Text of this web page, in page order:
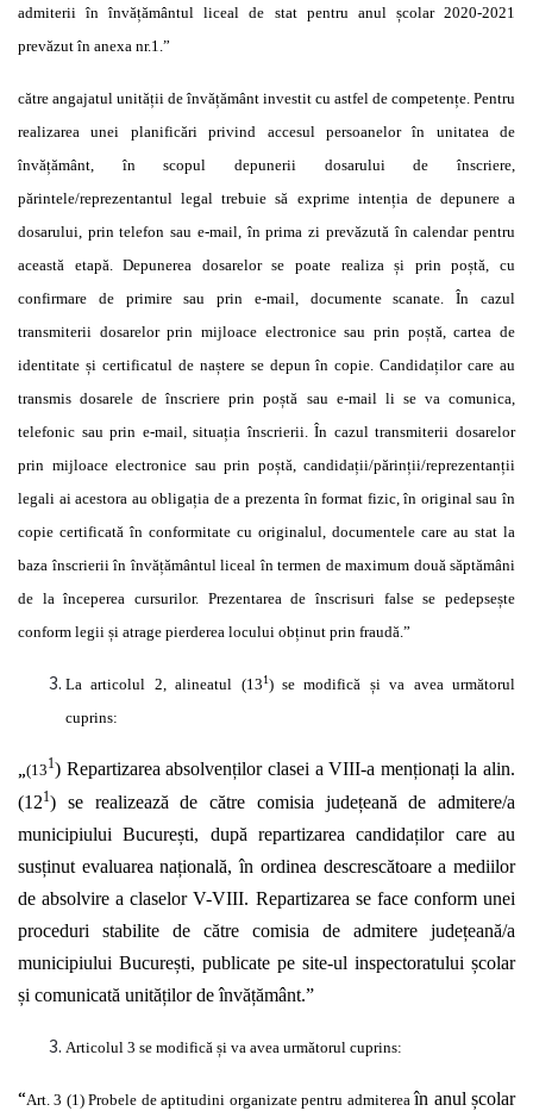
admiterii în învățământul liceal de stat pentru anul școlar 2020-2021
prevăzut în anexa nr.1.”
către angajatul unității deînvățământ investit cu astfel de competențe. Pentru
realizarea unei planificăriprivind accesul persoanelorîn unitatea de
învățământ, înscopul depunerii dosarului deînscriere,
părintele/reprezentantullegal trebuiesă exprime intenția de depunere a
dosarului, prin telefon sau e-mail,înprima zi prevăzută încalendar pentru
această etapă.Depunerea dosarelor se poate realizași prinpoștă,cu
confirmare de primire sau prin e-mail, documente scanate.Încazul
transmiterii dosarelor prin mijloace electronice sau prin poștă,cartea de
identitate și certificatul de naștere se depunîncopie.Candidațilorcare au
transmis dosarele deînscriereprinpoștă sau e-mail li se va comunica,
telefonic sau prin e-mail,situația înscrierii. În cazul transmiterii dosarelor
prin mijloace electronice sau prin poștă, candidații/părinții/reprezentanții
legali ai acestora auobligația de a prezentaînformat fizic,în original sauîn
copie certificată în conformitate cu originalul, documentele care au stat la
bazaînscrierii în învățământul licealîn termen de maximum două săptămâni
de laîncepereacursurilor. Prezentarea deînscrisuri false sepedepsește
conform legii și atrage pierderea locului obținut prin fraudă.”
La articolul 2, alineatul (131) semodifică șiva aveaurmătorul
cuprins:
(131) Repartizareaabsolvenților clasei a VIII-a menționațila alin.
(121) se realizeazăde către comisia județeanăde admitere/a
municipiuluiBucurești, dupărepartizareacandidaților care au
susținut evaluareanațională, în ordinea descrescătoarea mediilor
de absolvire a claselor V-VIII. Repartizarea se face conform unei
proceduri stabilite de către comisia de admitere județeană/a
municipiului București, publicate pe site-ul inspectoratului școlar
și comunicată unitățilordeînvățământ.”
Articolul 3 se modifică și va avea următorul cuprins:
“Art. 3 (1) Probele de aptitudini organizate pentru admitereaîn anulșcolar